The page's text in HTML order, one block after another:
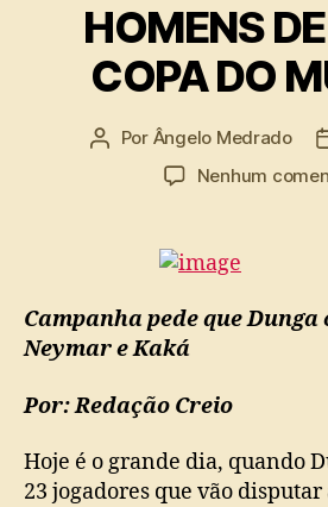
HOMENS
COPA DO
Autor
Por Ângelo Medrado
Nenhum
Campanha pede que Dunga
Neymar e Kaká
Por: Redação Creio
Hoje é o grande dia, quando
23 jogadores que vão